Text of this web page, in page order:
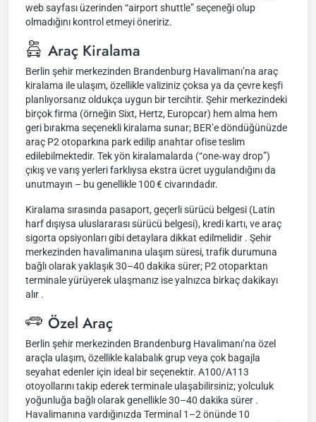
web sayfası üzerinden “airport shuttle” seçeneği olup
olmadığını kontrol etmeyi öneririz.
Araç Kiralama
Berlin şehir merkezinden Brandenburg Havalimanı’na araç
kiralama ile ulaşım, özellikle valiziniz çoksa ya da çevre keşfi
planlıyorsanız oldukça uygun bir tercihtir. Şehir merkezindeki
birçok firma (örneğin Sixt, Hertz, Europcar) hem alma hem
geri bırakma seçenekli kiralama sunar; BER’e döndüğünüzde
araç P2 otoparkına park edilip anahtar ofise teslim
edilebilmektedir. Tek yön kiralamalarda (“one‑way drop”)
çıkış ve varış yerleri farklıysa ekstra ücret uygulandığını da
unutmayın – bu genellikle 100 € civarındadır.
Kiralama sırasında pasaport, geçerli sürücü belgesi (Latin
harf dışıysa uluslararası sürücü belgesi), kredi kartı, ve araç
sigorta opsiyonları gibi detaylara dikkat edilmelidir . Şehir
merkezinden havalimanına ulaşım süresi, trafik durumuna
bağlı olarak yaklaşık 30–40 dakika sürer; P2 otoparktan
terminale yürüyerek ulaşmanız ise yalnızca birkaç dakikayı
alır .
Özel Araç
Berlin şehir merkezinden Brandenburg Havalimanı’na özel
araçla ulaşım, özellikle kalabalık grup veya çok bagajla
seyahat edenler için ideal bir seçenektir. A100/A113
otoyollarını takip ederek terminale ulaşabilirsiniz; yolculuk
yoğunluğa bağlı olarak genellikle 30–40 dakika sürer .
Havalimanına vardığınızda Terminal 1–2 önünde 10